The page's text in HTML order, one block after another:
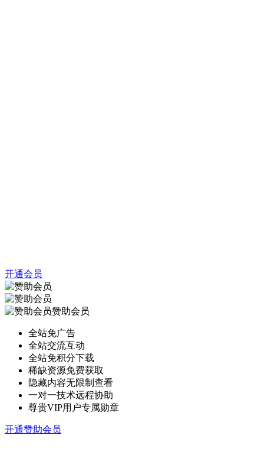
开通会员
赞助会员
全站免广告
全站交流互动
全站免积分下载
稀缺资源免费获取
隐藏内容无限制查看
一对一技术远程协助
尊贵VIP用户专属勋章
开通赞助会员